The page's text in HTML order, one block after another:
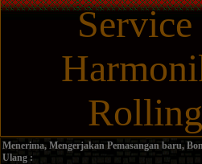
Menerima, Mengerjakan Pemasangan baru,
Ulang :